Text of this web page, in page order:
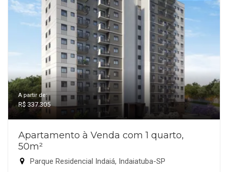
A partir de:
R$ 337.305
Apartamento à Venda com 1 quarto,
50m²
Parque Residencial Indaiá, Indaiatuba-SP